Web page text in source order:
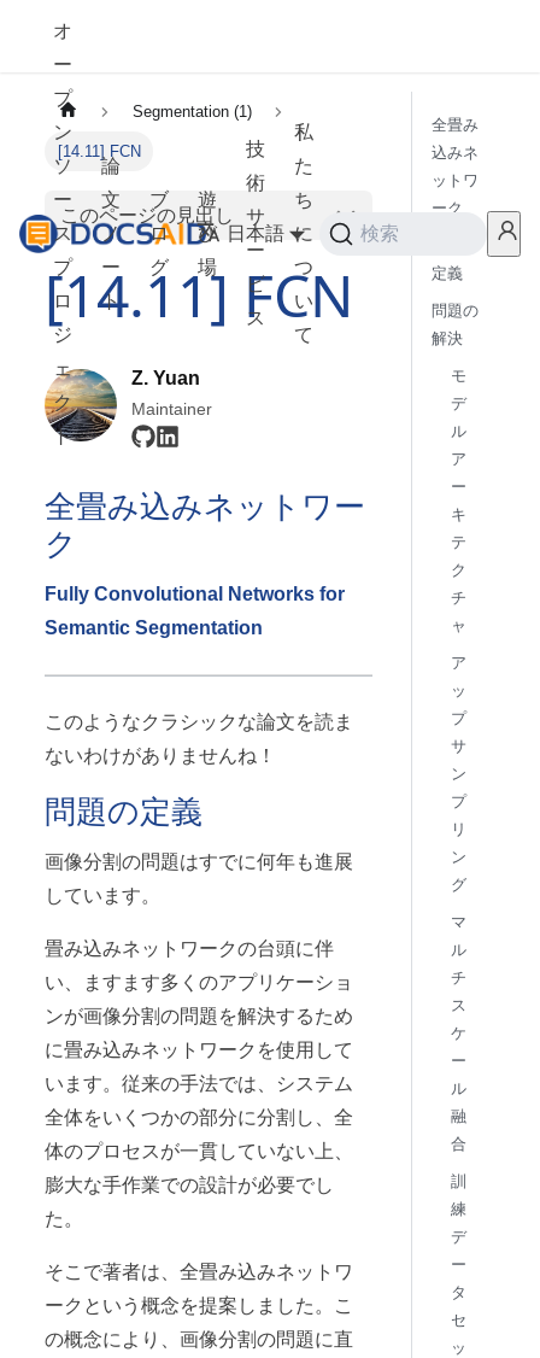
オ
ー
プ
ン
ソ
ー
ス
プ
ロ
ジ
ェ
ク
ト
論
文
ノ
ー
ト
ブ
ロ
グ
遊
び
場
技
術
サ
ー
ビ
ス
私
た
ち
に
つ
い
て
日本語 検索
Segmentation (1)
[14.11] FCN
このページの見出し
[14.11] FCN
Z. Yuan
Maintainer
全畳み込みネットワー
ク
Fully Convolutional Networks for
Semantic Segmentation
このようなクラシックな論文を読ま
ないわけがありませんね！
問題の定義
画像分割の問題はすでに何年も進展
しています。
畳み込みネットワークの台頭に伴
い、ますます多くのアプリケーショ
ンが画像分割の問題を解決するため
に畳み込みネットワークを使用して
います。従来の手法では、システム
全体をいくつかの部分に分割し、全
体のプロセスが一貫していない上、
膨大な手作業での設計が必要でし
た。
そこで著者は、全畳み込みネットワ
ークという概念を提案しました。こ
の概念により、画像分割の問題に直
全畳み
込みネ
ットワ
ーク
定義
問題の
解決
モ
デ
ル
ア
ー
キ
テ
ク
チ
ャ
ア
ッ
プ
サ
ン
プ
リ
ン
グ
マ
ル
チ
ス
ケ
ー
ル
融
合
訓
練
デ
ー
タ
セ
ッ